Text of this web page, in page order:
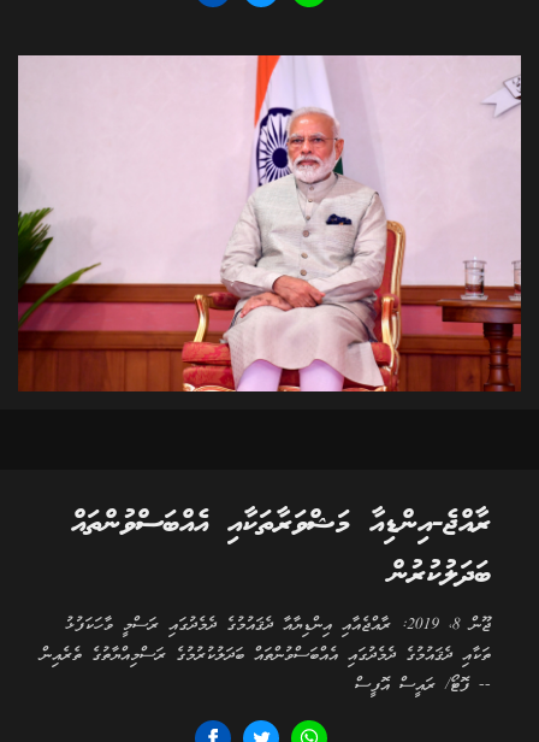
ރާއްޖެ-އިންޑިއާ މަޝްވަރާތަކާއި އެއްބަސްވުންތައް
ބަދަލުކުރުން
ޖޫން 8، 2019: ރާއްޖެއާއި އިންޑިޔާއާ ދެޤައުމުގެ ދެމެދުގައި ރަސްމީ ވާހަކަފުޅު
ތަކާއި ދެޤައުމުގެ ދެމެދުގައި އެއްބަސްވުންތައް ބަދަލުކުރުމުގެ ރަސްމިއްޔާތުގެ ތެރެއިން
-- ފޮޓޯ/ ރައީސް އޮފީސް